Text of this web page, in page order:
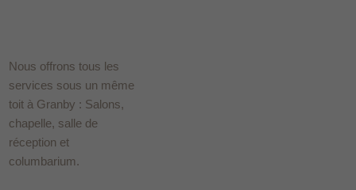
Nous offrons tous les
services sous un même
toit à Granby : Salons,
chapelle, salle de
réception et
columbarium.